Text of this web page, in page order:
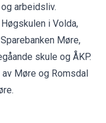
arbeidsliv.
i Volda,
Møre,
skule og ÅKP.
Møre og Romsdal